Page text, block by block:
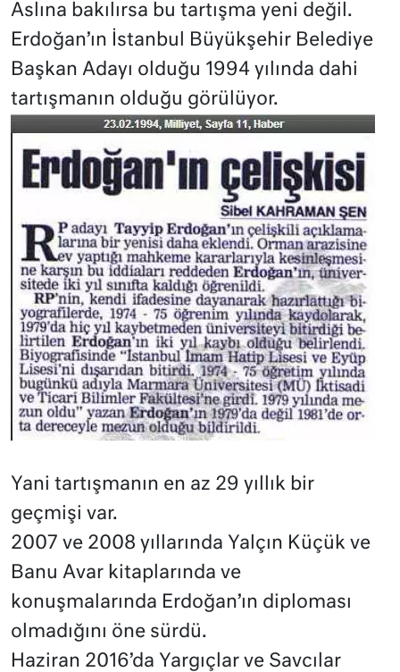
Aslına bakılırsa bu tartışma yeni değil.
Erdoğan’ın İstanbul Büyükşehir Belediye
Başkan Adayı olduğu 1994 yılında dahi
tartışmanın olduğu görülüyor.
Yani tartışmanın en az 29 yıllık bir
geçmişi var.
2007 ve 2008 yıllarında Yalçın Küçük ve
Banu Avar kitaplarında ve
konuşmalarında Erdoğan’ın diploması
olmadığını öne sürdü.
Haziran 2016’da Yargıçlar ve Savcılar